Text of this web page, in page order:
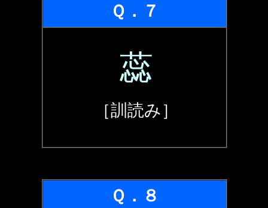
Ｑ．７
蕊
［訓読み］
Ｑ．８